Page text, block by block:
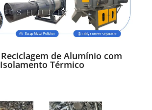
de Alumínio com
Isolamento Térmico